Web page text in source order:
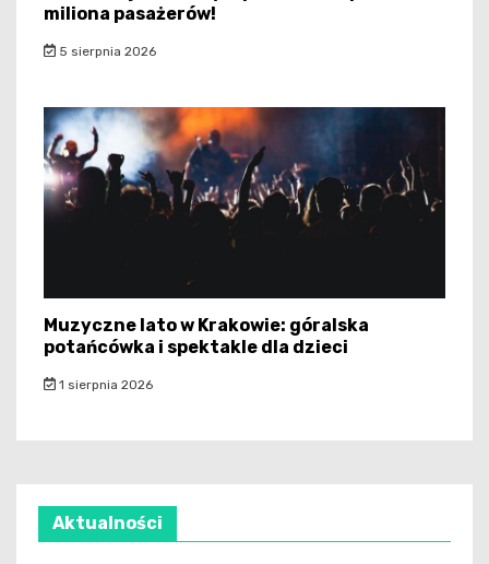
miliona pasażerów!
5 sierpnia 2026
Muzyczne lato w Krakowie: góralska
potańcówka i spektakle dla dzieci
1 sierpnia 2026
Aktualności